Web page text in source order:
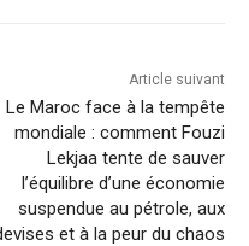
Article suivant
Le Maroc face à la tempête
mondiale : comment Fouzi
Lekjaa tente de sauver
l’équilibre d’une économie
suspendue au pétrole, aux
et à la peur du chaos